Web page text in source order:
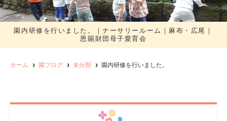
園内研修を行いました。｜ナーサリールーム｜麻布・広尾｜
恩賜財団母子愛育会
ホーム 園ブログ 未分類 園内研修を行いました。